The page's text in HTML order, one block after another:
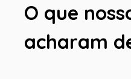
O que
acharam